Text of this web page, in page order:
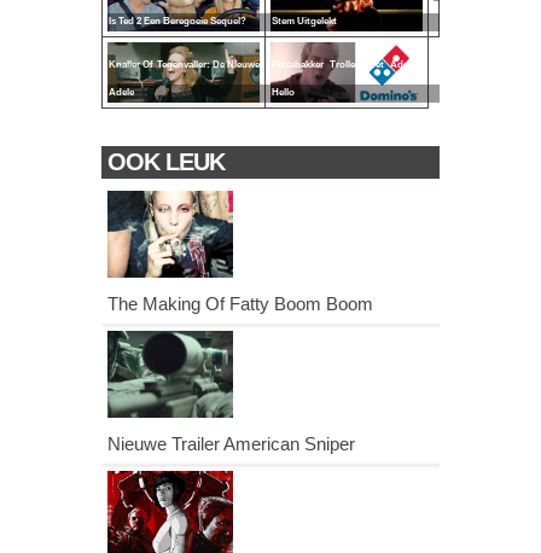
Is Ted 2 Een Beregoeie Sequel? Stem Uitgelekt
Knaller Of Tegenvaller: De Nieuwe
Adele
Pizzabakker Trollen Met Adele's
Hello
OOK LEUK
The Making Of Fatty Boom Boom
Nieuwe Trailer American Sniper